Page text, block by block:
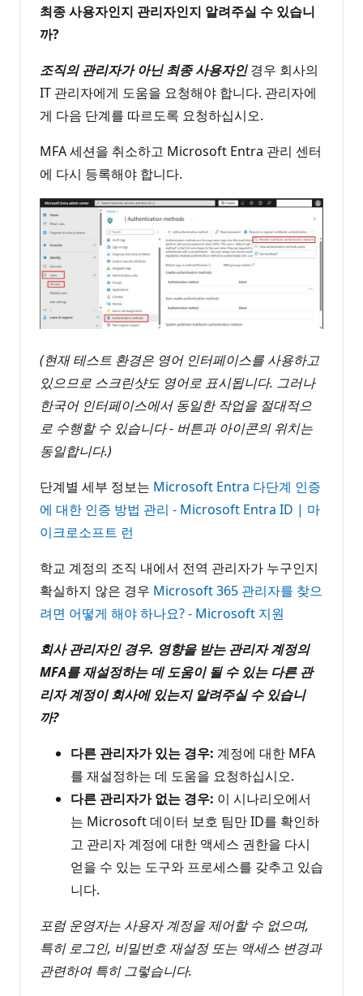
최종 사용자인지 관리자인지 알려주실 수 있습니
까?
조직의 관리자가 아닌 최종 사용자인경우 회사의
IT 관리자에게 도움을 요청해야 합니다. 관리자에
게 다음 단계를 따르도록 요청하십시오.
MFA 세션을 취소하고 Microsoft Entra 관리 센터
에 다시 등록해야 합니다.
(현재 테스트 환경은 영어 인터페이스를 사용하고
있으므로 스크린샷도 영어로 표시됩니다. 그러나
한국어 인터페이스에서 동일한 작업을 절대적으
로 수행할 수 있습니다 - 버튼과 아이콘의 위치는
동일합니다.)
단계별 세부 정보는 Microsoft Entra 다단계 인증
에 대한 인증 방법 관리 - Microsoft Entra ID | 마
이크로소프트 런
학교 계정의 조직 내에서 전역 관리자가 누구인지
확실하지 않은 경우 Microsoft 365 관리자를 찾으
려면 어떻게 해야 하나요? - Microsoft 지원
회사 관리자인 경우. 영향을 받는 관리자 계정의
MFA를 재설정하는 데 도움이 될 수 있는 다른 관
리자 계정이 회사에 있는지 알려주실 수 있습니
까?
다른 관리자가 있는 경우: 계정에 대한 MFA
를 재설정하는 데 도움을 요청하십시오.
다른 관리자가 없는 경우: 이 시나리오에서
는 Microsoft 데이터 보호 팀만 ID를 확인하
고 관리자 계정에 대한 액세스 권한을 다시
얻을 수 있는 도구와 프로세스를 갖추고 있습
니다.
포럼 운영자는 사용자 계정을 제어할 수 없으며,
특히 로그인, 비밀번호 재설정 또는 액세스 변경과
관련하여 특히 그렇습니다.